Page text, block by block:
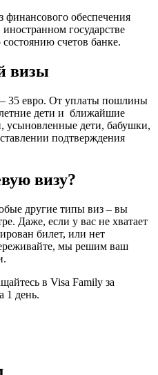
финансового обеспечения
государстве
счетов банке.
визы
– 35 евро. От уплаты пошлины
дети и ближайшие
усыновленные дети, бабушки,
подтверждения
визу?
другие типы виз – вы
Даже, если у вас не хватает
билет, или нет
мы решим ваш
в Visa Family за
1 день.